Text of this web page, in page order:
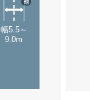
幅5.5～
9.0m
他